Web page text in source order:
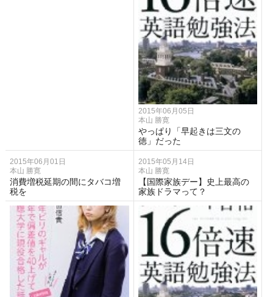
2015年06月05日
本山 勝寛
やっぱり「早起きは三文の
徳」だった
2015年06月01日
本山 勝寛
消費増税延期の間にタバコ増
税を
2015年05月14日
本山 勝寛
【国際家族デー】史上最高の
家族ドラマって？